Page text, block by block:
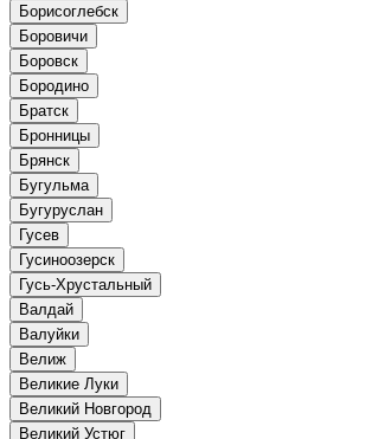
Борисоглебск
Боровичи
Боровск
Бородино
Братск
Бронницы
Брянск
Бугульма
Бугуруслан
Гусев
Гусиноозерск
Гусь-Хрустальный
Валдай
Валуйки
Велиж
Великие Луки
Великий Новгород
Великий Устюг